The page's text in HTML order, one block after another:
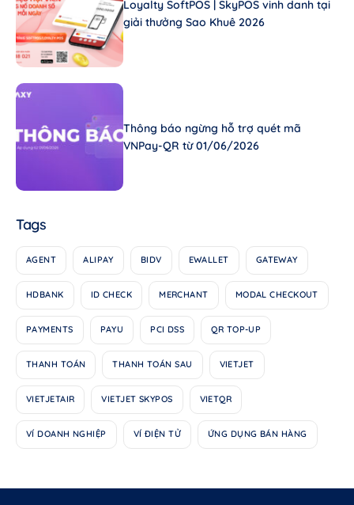
Loyalty SoftPOS | SkyPOS vinh danh tại
giải thưởng Sao Khuê 2026
Thông báo ngừng hỗ trợ quét mã
VNPay-QR từ 01/06/2026
Tags
AGENT ALIPAY BIDV EWALLET GATEWAY
HDBANK ID CHECK MERCHANT MODAL CHECKOUT
PAYMENTS PAYU PCI DSS QR TOP-UP
THANH TOÁN THANH TOÁN SAU VIETJET
VIETJETAIR VIETJET SKYPOS VIETQR
VÍ DOANH NGHIỆP VÍ ĐIỆN TỬ ỨNG DỤNG BÁN HÀNG